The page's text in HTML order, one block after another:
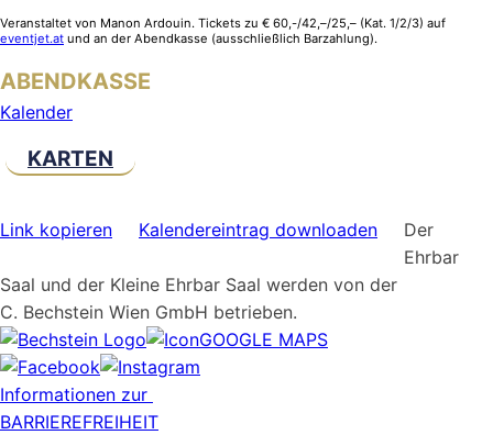
Veranstaltet von Manon Ardouin. Tickets zu € 60,-/42,–/25,– (Kat. 1/2/3) auf
eventjet.at und an der Abendkasse (ausschließlich Barzahlung).
ABENDKASSE
Kalender
KARTEN
Link kopieren Kalendereintrag downloaden
Der
Ehrbar
Saal und der Kleine Ehrbar Saal werden von der
C. Bechstein Wien GmbH betrieben.
GOOGLE MAPS
Informationen zur
BARRIEREFREIHEIT